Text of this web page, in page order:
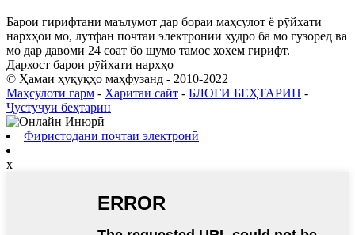
Барои гирифтани маълумот дар бораи маҳсулот ё рӯйхати
нархҳои мо, лутфан почтаи электронии худро ба мо гузоред ва
мо дар давоми 24 соат бо шумо тамос хоҳем гирифт.
Дархост барои рӯйхати нархҳо
© Ҳамаи ҳуқуқҳо маҳфузанд - 2010-2022
Маҳсулоти гарм - Харитаи сайт - БЛОГИ БЕҲТАРИН -
Ҷустуҷӯи беҳтарин
Фиристодани почтаи электронӣ
x